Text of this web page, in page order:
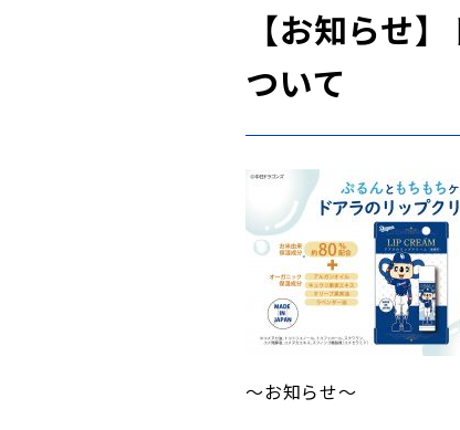
【お知らせ
ついて
～お知らせ～